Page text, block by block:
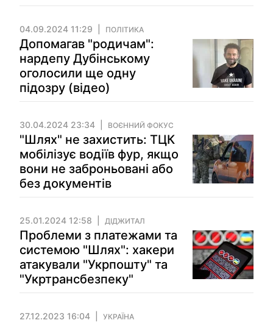
04.09.2024 11:29 ПОЛІТИКА
Допомагав "родичам":
нардепу Дубінському
оголосили ще одну
підозру (відео)
30.04.2024 23:34 ВОЄННИЙ ФОКУС
"Шлях" не захистить: ТЦК
мобілізує водіїв фур, якщо
вони не заброньовані або
без документів
25.01.2024 12:58 ДІДЖИТАЛ
Проблеми з платежами та
системою "Шлях": хакери
атакували "Укрпошту" та
"Укртрансбезпеку"
27.12.2023 16:04 УКРАЇНА